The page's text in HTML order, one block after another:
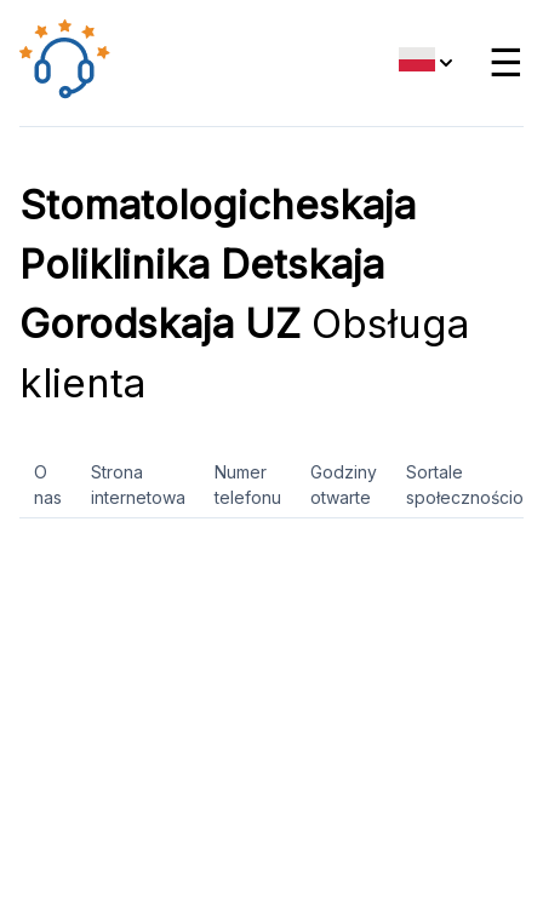
☰
Stomatologicheskaja
Poliklinika Detskaja
Gorodskaja UZ Obsługa
klienta
O
nas
Strona
internetowa
Numer
telefonu
Godziny
otwarte
Sortale